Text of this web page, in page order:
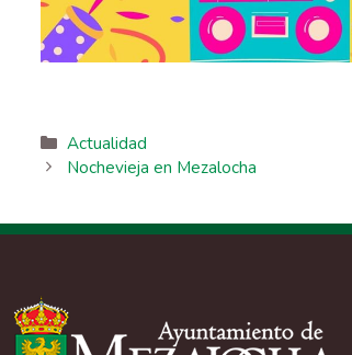
Actualidad
Nochevieja en Mezalocha